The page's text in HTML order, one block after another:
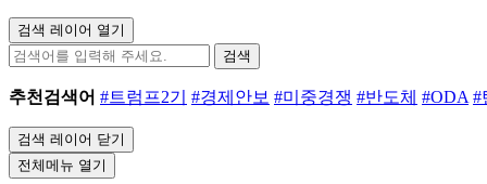
검색 레이어 열기
검색
추천검색어 #트럼프2기 #경제안보 #미중경쟁 #반도체 #ODA #
검색 레이어 닫기
전체메뉴 열기